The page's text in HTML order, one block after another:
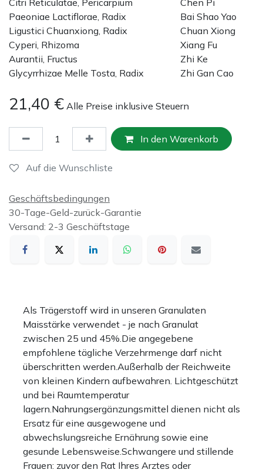
Citri Reticulatae, Pericarpium
Chen Pi
Paeoniae Lactiflorae, Radix
Bai Shao Yao
Ligustici Chuanxiong, Radix
Chuan Xiong
Cyperi, Rhizoma
Xiang Fu
Aurantii, Fructus
Zhi Ke
Glycyrrhizae Melle Tosta, Radix
Zhi Gan Cao
21,40 € Alle Preise inklusive Steuern
In den Warenkorb
Auf die Wunschliste
Geschäftsbedingungen
30-Tage-Geld-zurück-Garantie
Versand: 2-3 Geschäftstage
Als Trägerstoff wird in unseren Granulaten
Maisstärke verwendet - je nach Granulat
zwischen 25 und 45%.Die angegebene
empfohlene tägliche Verzehrmenge darf nicht
überschritten werden.Außerhalb der Reichweite
von kleinen Kindern aufbewahren. Lichtgeschützt
und bei Raumtemperatur
lagern.Nahrungsergänzungsmittel dienen nicht als
Ersatz für eine ausgewogene und
abwechslungsreiche Ernährung sowie eine
gesunde Lebensweise.Schwangere und stillende
Frauen: zuvor den Rat Ihres Arztes oder